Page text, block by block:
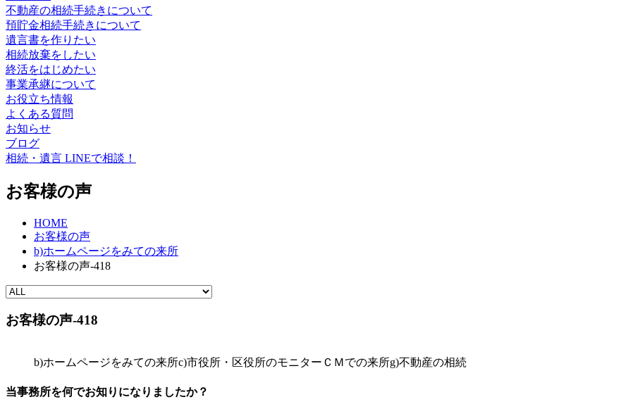
不動産の相続手続きについて
預貯金相続手続きについて
遺言書を作りたい
相続放棄をしたい
終活をはじめたい
事業承継について
お役立ち情報
よくある質問
お知らせ
ブログ
相続・遺言 LINEで相談！
お客様の声
HOME
お客様の声
b)ホームページをみての来所
お客様の声-418
お客様の声-418
b)ホームページをみての来所c)市役所・区役所のモニターＣＭでの来所g)不動産の相続
当事務所を何でお知りになりましたか？